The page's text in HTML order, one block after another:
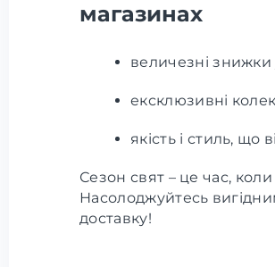
магазинах
величезні знижки
ексклюзивні
якість і стиль, що
Сезон свят – це час,
Насолоджуйтесь
доставку!